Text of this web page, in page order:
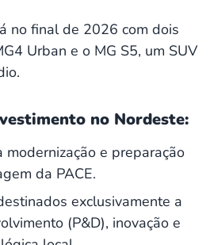
no final de 2026 com dois
Urban e o MG S5, um SUV
no Nordeste:
modernização e preparação
da PACE.
exclusivamente a
(P&D), inovação e